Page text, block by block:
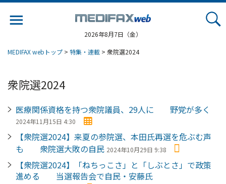
2026年8月7日（金）
MEDIFAX webトップ > 特集・連載 > 衆院選2024
衆院選2024
医療関係資格を持つ衆院議員、29人に 野党が多く
2024年11月15日 4:30
【衆院選2024】来夏の参院選、本田氏再選を危ぶむ声
も 衆院選大敗の自民 2024年10月29日 9:38
【衆院選2024】「ねちっこさ」と「しぶとさ」で政策
進める 当選報告会で自民・安藤氏